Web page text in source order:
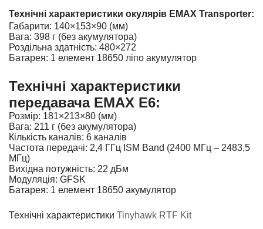
Технічні характеристики окулярів EMAX Transporter:
Габарити: 140×153×90 (мм)
Вага: 398 г (без акумулятора)
Роздільна здатність: 480×272
Батарея: 1 елемент 18650 ліпо акумулятор
Технічні характеристики
передавача EMAX E6:
Розмір: 181×213×80 (мм)
Вага: 211 г (без акумулятора)
Кількість каналів: 6 каналів
Частота передачі: 2,4 ГГц ISM Band (2400 МГц – 2483,5
МГц)
Вихідна потужність: 22 дБм
Модуляція: GFSK
Батарея: 1 елемент 18650 акумулятор
Технічні характеристики Tinyhawk RTF Kit